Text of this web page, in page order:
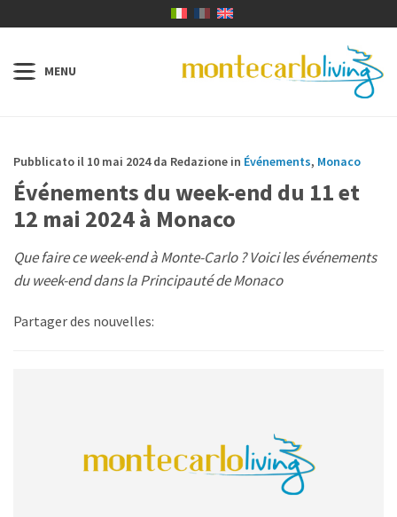
Pubblicato il 10 mai 2024 da Redazione in Événements, Monaco
Événements du week-end du 11 et
12 mai 2024 à Monaco
Que faire ce week-end à Monte-Carlo ? Voici les événements
du week-end dans la Principauté de Monaco
Partager des nouvelles: